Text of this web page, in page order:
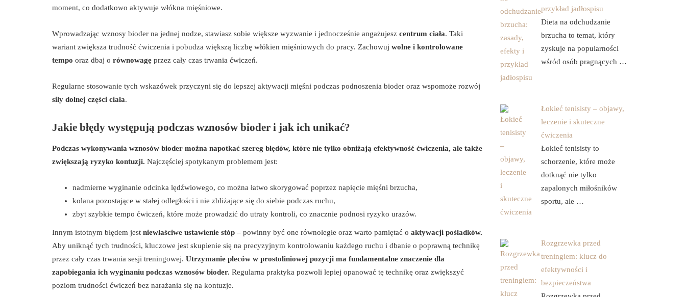
moment, co dodatkowo aktywuje włókna mięśniowe.
Wprowadzając wznosy bioder na jednej nodze, stawiasz sobie większe wyzwanie i jednocześnie angażujesz centrum ciała. Taki
wariant zwiększa trudność ćwiczenia i pobudza większą liczbę włókien mięśniowych do pracy. Zachowuj wolne i kontrolowane
tempo oraz dbaj o równowagę przez cały czas trwania ćwiczeń.
Regularne stosowanie tych wskazówek przyczyni się do lepszej aktywacji mięśni podczas podnoszenia bioder oraz wspomoże rozwój
siły dolnej części ciała.
Jakie błędy występują podczas wznosów bioder i jak ich unikać?
Podczas wykonywania wznosów bioder można napotkać szereg błędów, które nie tylko obniżają efektywność ćwiczenia, ale także
zwiększają ryzyko kontuzji. Najczęściej spotykanym problemem jest:
nadmierne wyginanie odcinka lędźwiowego, co można łatwo skorygować poprzez napięcie mięśni brzucha,
kolana pozostające w stałej odległości i nie zbliżające się do siebie podczas ruchu,
zbyt szybkie tempo ćwiczeń, które może prowadzić do utraty kontroli, co znacznie podnosi ryzyko urazów.
Innym istotnym błędem jest niewłaściwe ustawienie stóp – powinny być one równoległe oraz warto pamiętać o aktywacji pośladków.
Aby uniknąć tych trudności, kluczowe jest skupienie się na precyzyjnym kontrolowaniu każdego ruchu i dbanie o poprawną technikę
przez cały czas trwania sesji treningowej. Utrzymanie pleców w prostoliniowej pozycji ma fundamentalne znaczenie dla
zapobiegania ich wyginaniu podczas wznosów bioder. Regularna praktyka pozwoli lepiej opanować tę technikę oraz zwiększyć
poziom trudności ćwiczeń bez narażania się na kontuzje.
przykład jadłospisu
Dieta na odchudzanie
brzucha to temat, który
zyskuje na popularności
wśród osób pragnących …
Łokieć tenisisty – objawy,
leczenie i skuteczne
ćwiczenia
Łokieć tenisisty to
schorzenie, które może
dotknąć nie tylko
zapalonych miłośników
sportu, ale …
Rozgrzewka przed
treningiem: klucz do
efektywności i
bezpieczeństwa